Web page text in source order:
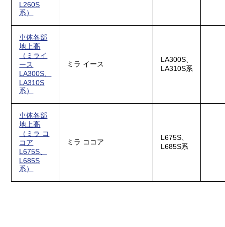
L260S
系）
車体各部
地上高
（ミライ
ース
LA300S、
LA310S
系）
ミラ イース
LA300S、
LA310S系
車体各部
地上高
（ミラ コ
コア
L675S、
L685S
系）
ミラ ココア
L675S、
L685S系